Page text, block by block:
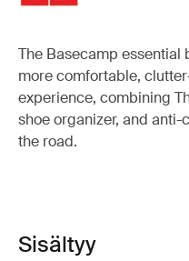
The Basecamp essential
more comfortable,
experience, combining
shoe organizer, and
the road.
Sisältyy